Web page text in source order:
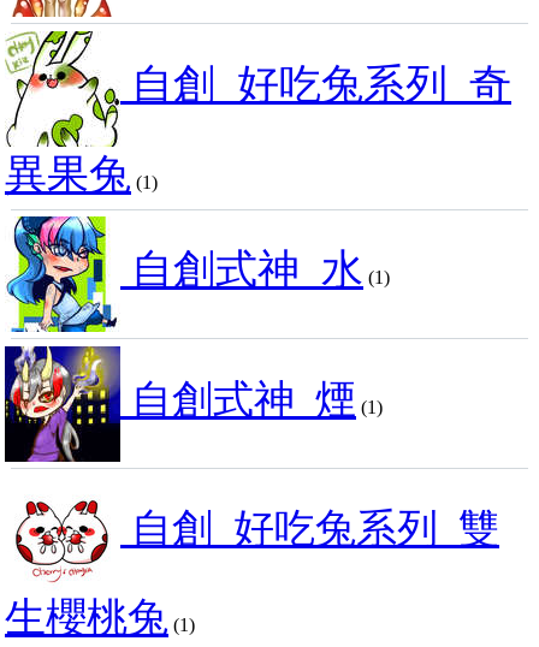
自創_好吃兔系列_奇
異果兔 (1)
自創式神_水 (1)
自創式神_煙 (1)
自創_好吃兔系列_雙
生櫻桃兔 (1)